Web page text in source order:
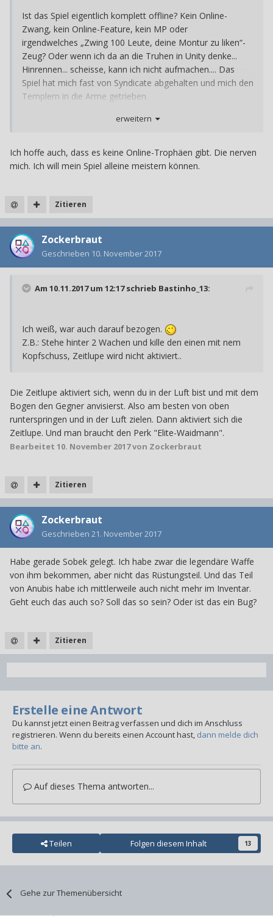
Ist das Spiel eigentlich komplett offline? Kein Online-
Zwang, kein Online-Feature, kein MP oder
irgendwelches „Zwing 100 Leute, deine Montur zu liken“-
Zeug? Oder wenn ich da an die Truhen in Unity denke...
Hinrennen... scheisse, kann ich nicht aufmachen.... Das
Spiel hat mich fast von Syndicate abgehalten und mich den
Templern in die Arme getrieben.
Wenn nur offline: Hallelujah
Ich hab bald nur noch Spiele mit Online-Zeug. Das stört
mich irgendwie. Habe jetzt noch Skyrim in Arbeit. Das Spiel
kann einfach Pause drücken wenn ich will. Herrlich
Hoffe, dass das hier auch so ist.
erweitern
Ich hoffe auch, dass es keine Online-Trophäen gibt. Die nerven
mich. Ich will mein Spiel alleine meistern können.
Zitieren
Zockerbraut
Geschrieben 10. November 2017
Am 10.11.2017 um 12:17 schrieb Bastinho_13:
Ich weiß, war auch darauf bezogen.
Z.B.: Stehe hinter 2 Wachen und kille den einen mit nem
Kopfschuss, Zeitlupe wird nicht aktiviert..
Die Zeitlupe aktiviert sich, wenn du in der Luft bist und mit dem
Bogen den Gegner anvisierst. Also am besten von oben
runterspringen und in der Luft zielen. Dann aktiviert sich die
Zeitlupe. Und man braucht den Perk "Elite-Waidmann".
Bearbeitet 10. November 2017von Zockerbraut
Zitieren
Zockerbraut
Geschrieben 21. November 2017
Habe gerade Sobek gelegt. Ich habe zwar die legendäre Waffe
von ihm bekommen, aber nicht das Rüstungsteil. Und das Teil
von Anubis habe ich mittlerweile auch nicht mehr im Inventar.
Geht euch das auch so? Soll das so sein? Oder ist das ein Bug?
Zitieren
Erstelle eine Antwort
Du kannst jetzt einen Beitrag verfassen und dich im Anschluss
registrieren. Wenn du bereits einen Account hast, dann melde dich
bitte an.
Auf dieses Thema antworten...
Teilen Folgen diesem Inhalt 13
Gehe zur Themenübersicht